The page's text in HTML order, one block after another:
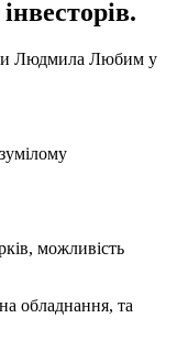
Людмила Любим у
можливість
обладнання, та